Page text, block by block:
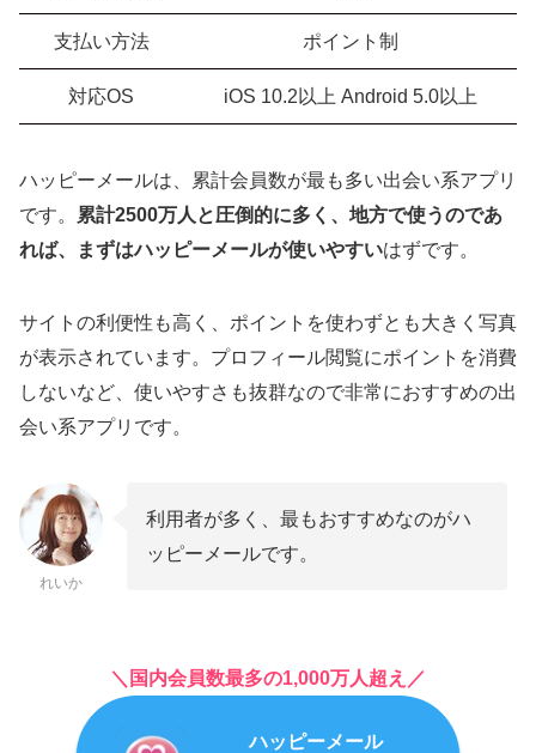
支払い方法 ポイント制
対応OS iOS 10.2以上 Android 5.0以上
ハッピーメールは、累計会員数が最も多い出会い系アプリ
です。
累計2500万人と圧倒的に多く、地方で使うのであ
れば、まずはハッピーメールが使いやすいはずです。
サイトの利便性も高く、ポイントを使わずとも大きく写真
が表示されています。プロフィール閲覧にポイントを消費
しないなど、使いやすさも抜群なので非常におすすめの出
会い系アプリです。
れいか
利用者が多く、最もおすすめなのがハ
ッピーメールです。
＼国内会員数最多の1,000万人超え／
ハッピーメール